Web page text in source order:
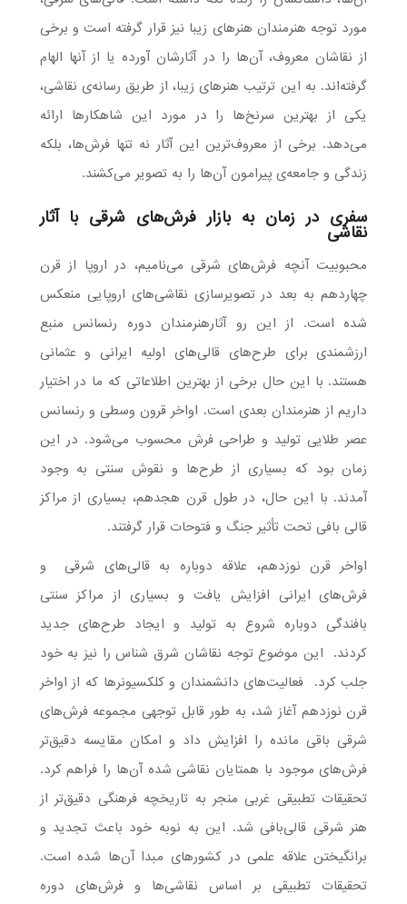
مورد توجه هنرمندان هنرهای زیبا نیز قرار گرفته است و برخی
از نقاشان معروف، آن‌ها را در آثارشان آورده یا از آنها الهام
گرفته‌اند. به این ترتیب هنرهای زیبا، از طریق رسانه‌ی نقاشی،
یکی از بهترین سرنخ‌ها را در مورد این شاهکارها ارائه
می‌دهد. برخی از معروف‌ترین این آثار نه تنها فرش‌ها، بلکه
زندگی و جامعه‌ی پیرامون آن‌ها را به تصویر می‌کشند.
سفری در زمان به بازار فرش‌های شرقی با آثار
نقاشی
محبوبیت آنچه فرش‌های شرقی می‌نامیم، در اروپا از قرن
چهاردهم به بعد در تصویرسازی نقاشی‌های اروپایی منعکس
شده است. از این رو آثارهنرمندان دوره رنسانس منبع
ارزشمندی برای طرح‌های قالی‌های اولیه ایرانی و عثمانی
هستند. با این حال برخی از بهترین اطلاعاتی که ما در اختیار
داریم از هنرمندان بعدی است. اواخر قرون وسطی و رنسانس
عصر طلایی تولید و طراحی فرش محسوب می‌شود. در این
زمان بود که بسیاری از طرح‌ها و نقوش سنتی به وجود
آمدند. با این حال، در طول قرن هجدهم، بسیاری از مراکز
قالی بافی تحت تأثیر جنگ و فتوحات قرار گرفتند.
اواخر قرن نوزدهم، علاقه دوباره به قالی‌های شرقی و
فرش‌های ایرانی افزایش یافت و بسیاری از مراکز سنتی
بافندگی دوباره شروع به تولید و ایجاد طرح‌های جدید
کردند. این موضوع توجه نقاشان شرق شناس را نیز به خود
جلب کرد. فعالیت‌های دانشمندان و کلکسیونرها که از اواخر
قرن نوزدهم آغاز شد، به طور قابل توجهی مجموعه فرش‌های
شرقی باقی مانده را افزایش داد و امکان مقایسه دقیق‌تر
فرش‌های موجود با همتایان نقاشی شده آن‌ها را فراهم کرد.
تحقیقات تطبیقی غربی منجر به تاریخچه فرهنگی دقیق‌تر از
هنر شرقی قالی‌بافی شد. این به نوبه خود باعث تجدید و
برانگیختن علاقه علمی در کشورهای مبدا آن‌ها شده است.
تحقیقات تطبیقی بر اساس نقاشی‌ها و فرش‌های دوره